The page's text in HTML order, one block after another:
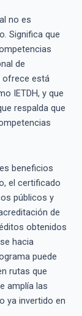
no es
Significa que
de
ofrece está
IETDH, y que
respalda que
beneficios
el certificado
públicos y
de
obtenidos
hacia
puede
rutas que
amplía las
ya invertido en